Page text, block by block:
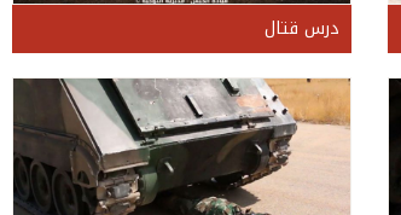
درس قتال